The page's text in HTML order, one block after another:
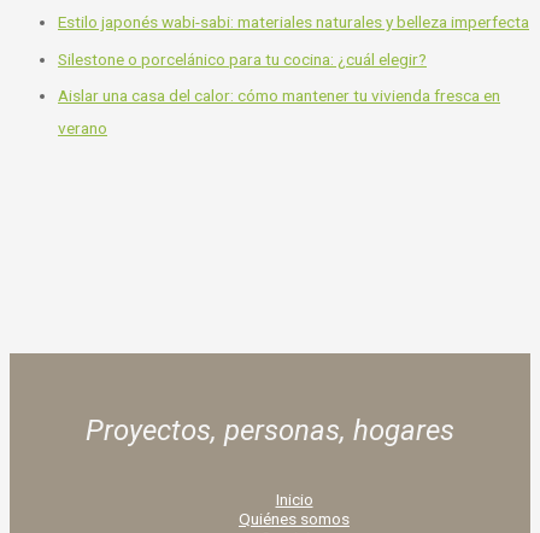
Estilo japonés wabi-sabi: materiales naturales y belleza imperfecta
Silestone o porcelánico para tu cocina: ¿cuál elegir?
Aislar una casa del calor: cómo mantener tu vivienda fresca en
verano
Proyectos, personas, hogares
Inicio
Quiénes somos